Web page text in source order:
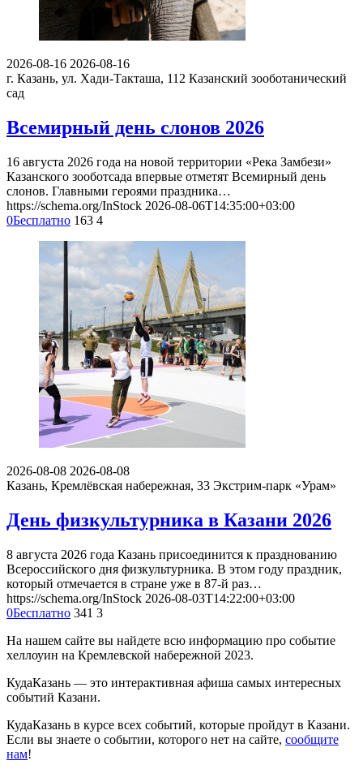
2026-08-16 2026-08-16
г. Казань, ул. Хади-Такташа, 112 Казанский зооботанический
сад
Всемирный день слонов 2026
16 августа 2026 года на новой территории «Река Замбези»
Казанского зооботсада впервые отметят Всемирный день
слонов. Главными героями праздника…
https://schema.org/InStock 2026-08-06T14:35:00+03:00
0Бесплатно 163 4
2026-08-08 2026-08-08
Казань, Кремлёвская набережная, 33 Экстрим-парк «Урам»
День физкультурника в Казани 2026
8 августа 2026 года Казань присоединится к празднованию
Всероссийского дня физкультурника. В этом году праздник,
который отмечается в стране уже в 87-й раз…
https://schema.org/InStock 2026-08-03T14:22:00+03:00
0Бесплатно 341 3
На нашем сайте вы найдете всю информацию про событие
хеллоуин на Кремлевской набережной 2023.
КудаКазань — это интерактивная афиша самых интересных
событий Казани.
КудаКазань в курсе всех событий, которые пройдут в Казани.
Если вы знаете о событии, которого нет на сайте, сообщите
нам!